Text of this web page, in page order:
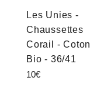
Les Unies -
Chaussettes
Corail - Coton
Bio - 36/41
Prix
10€